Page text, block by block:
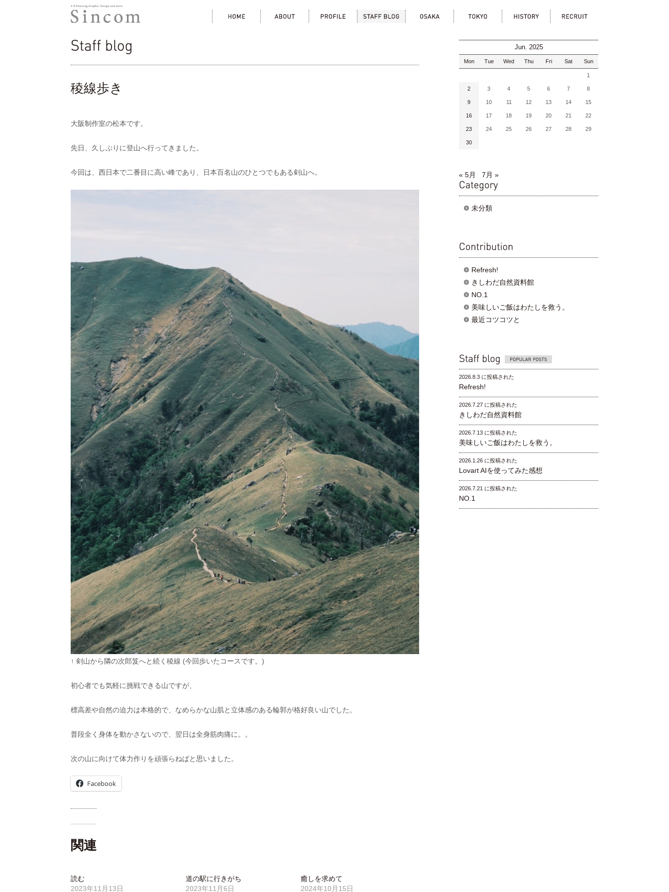
稜線歩き
大阪制作室の松本です。
先日、久しぶりに登山へ行ってきました。
今回は、西日本で二番目に高い峰であり、日本百名山のひとつでもある剣山へ。
↑ 剣山から隣の次郎笈へと続く稜線 (今回歩いたコースです。)
初心者でも気軽に挑戦できる山ですが、
標高差や自然の迫力は本格的で、なめらかな山肌と立体感のある輪郭が格好良い山でした。
普段全く身体を動かさないので、翌日は全身筋肉痛に。。
次の山に向けて体力作りを頑張らねばと思いました。
Facebook
関連
読む
2023年11月13日
道の駅に行きがち
2023年11月6日
癒しを求めて
2024年10月15日
Jun. 2025
Mon Tue Wed Thu Fri Sat Sun
1
2 3 4 5 6 7 8
9 10 11 12 13 14 15
16 17 18 19 20 21 22
23 24 25 26 27 28 29
30
« 5月 7月 »
未分類
Refresh!
きしわだ自然資料館
NO.1
美味しいご飯はわたしを救う。
最近コツコツと
Popular posts
2026.8.3 に投稿された
Refresh!
2026.7.27 に投稿された
きしわだ自然資料館
2026.7.13 に投稿された
美味しいご飯はわたしを救う。
2026.1.26 に投稿された
Lovart AIを使ってみた感想
2026.7.21 に投稿された
NO.1